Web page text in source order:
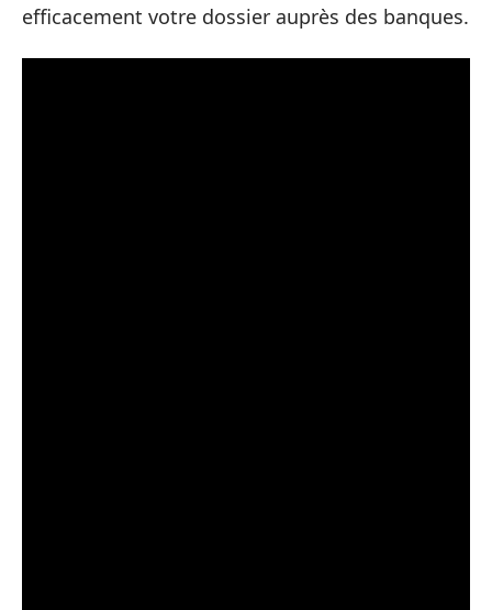
efficacement votre dossier auprès des banques.